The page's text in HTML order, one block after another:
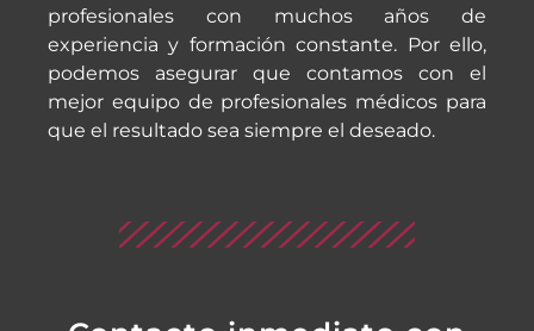
profesionales con muchos años de
experiencia y formación constante. Por ello,
podemos asegurar que contamos con el
mejor equipo de profesionales médicos para
que el resultado sea siempre el deseado.